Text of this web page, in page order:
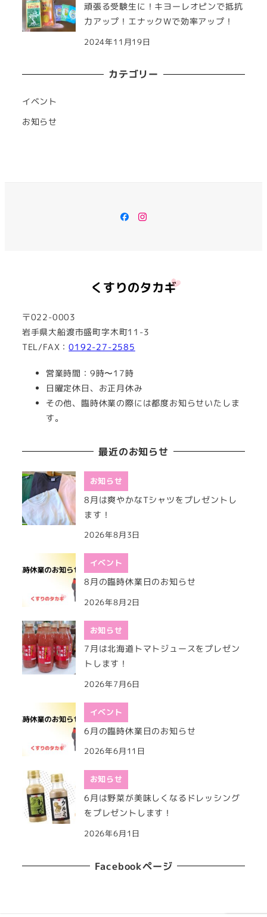
頑張る受験生に！キヨーレオピンで抵抗
力アップ！エナックWで効率アップ！
2024年11月19日
カテゴリー
イベント
お知らせ
Facebook
Instagram
〒022-0003
岩手県大船渡市盛町字木町11-3
TEL/FAX：0192-27-2585
営業時間：9時〜17時
日曜定休日、お正月休み
その他、臨時休業の際には都度お知らせいたしま
す。
最近のお知らせ
お知らせ
8月は爽やかなTシャツをプレゼントし
ます！
2026年8月3日
イベント
8月の臨時休業日のお知らせ
2026年8月2日
お知らせ
7月は北海道トマトジュースをプレゼン
トします！
2026年7月6日
イベント
6月の臨時休業日のお知らせ
2026年6月11日
お知らせ
6月は野菜が美味しくなるドレッシング
をプレゼントします！
2026年6月1日
Facebookページ